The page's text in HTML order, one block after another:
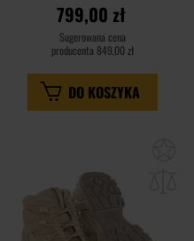
799,00 zł
Sugerowana cena
producenta 849,00 zł
DO KOSZYKA
schowka